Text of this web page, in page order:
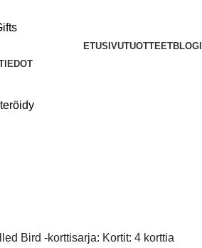
ETUSIVUTUOTTEETBLOGI
Bird -korttisarja: Kortit: 4 korttia